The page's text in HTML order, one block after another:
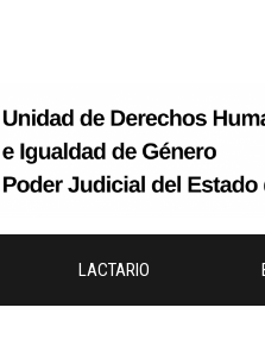
LACTARIO